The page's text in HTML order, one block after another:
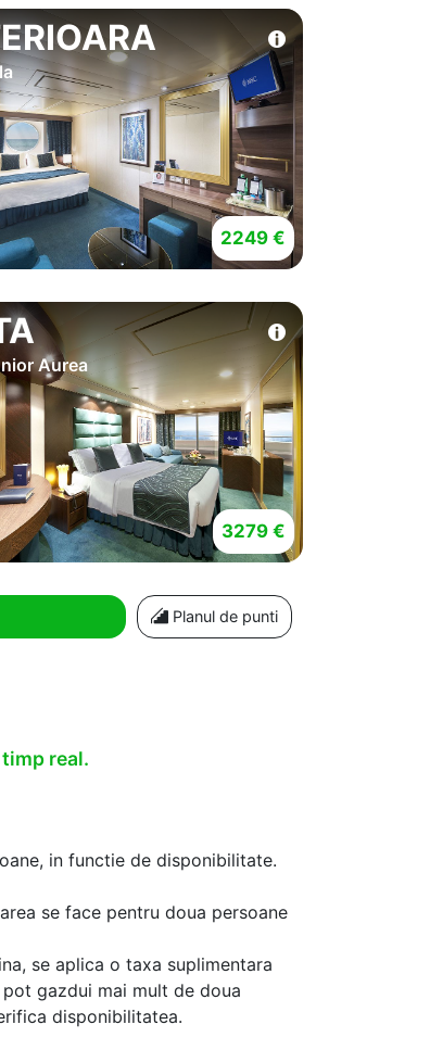
2249 €
Aurea
3279 €
Planul de punti
real.
in functie de disponibilitate.
se face pentru doua persoane
se aplica o taxa suplimentara
gazdui mai mult de doua
disponibilitatea.